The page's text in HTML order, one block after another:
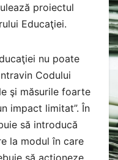
proiectul
Educaţiei.
nu poate
Codului
şi măsurile foarte
impact limitat”. În
să introducă
la modul în care
să acţioneze